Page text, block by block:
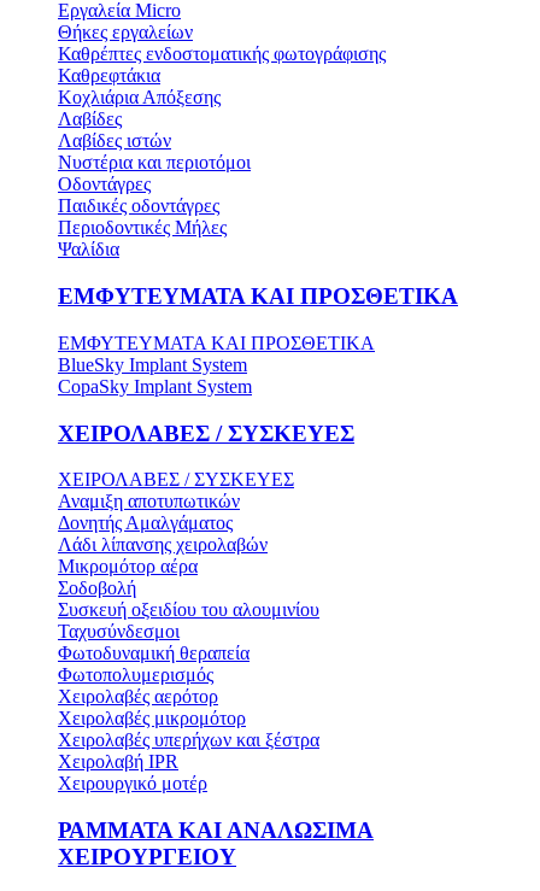
Εργαλεία Micro
Θήκες εργαλείων
Καθρέπτες ενδοστοματικής φωτογράφισης
Καθρεφτάκια
Κοχλιάρια Απόξεσης
Λαβίδες
Λαβίδες ιστών
Νυστέρια και περιοτόμοι
Οδοντάγρες
Παιδικές οδοντάγρες
Περιοδοντικές Μήλες
Ψαλίδια
ΕΜΦΥΤΕΥΜΑΤΑ ΚΑΙ ΠΡΟΣΘΕΤΙΚΑ
ΕΜΦΥΤΕΥΜΑΤΑ ΚΑΙ ΠΡΟΣΘΕΤΙΚΑ
BlueSky Implant System
CopaSky Implant System
ΧΕΙΡΟΛΑΒΕΣ / ΣΥΣΚΕΥΕΣ
ΧΕΙΡΟΛΑΒΕΣ / ΣΥΣΚΕΥΕΣ
Αναμιξη αποτυπωτικών
Δονητής Αμαλγάματος
Λάδι λίπανσης χειρολαβών
Μικρομότορ αέρα
Σοδοβολή
Συσκευή οξειδίου του αλουμινίου
Ταχυσύνδεσμοι
Φωτοδυναμική θεραπεία
Φωτοπολυμερισμός
Χειρολαβές αερότορ
Χειρολαβές μικρομότορ
Χειρολαβές υπερήχων και ξέστρα
Χειρολαβή IPR
Χειρουργικό μοτέρ
ΡΑΜΜΑΤΑ ΚΑΙ ΑΝΑΛΩΣΙΜΑ
ΧΕΙΡΟΥΡΓΕΙΟΥ